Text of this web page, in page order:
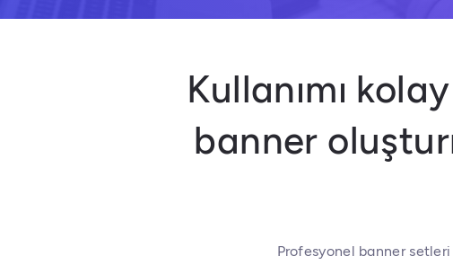
Kullanımı
banner
Profesyonel banner